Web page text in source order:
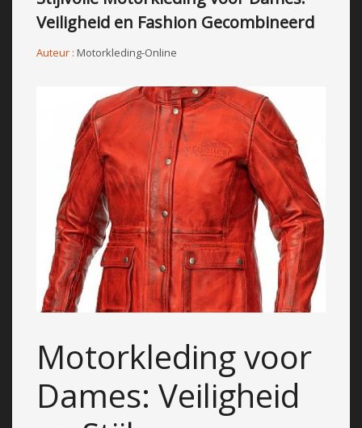
Veiligheid en Fashion Gecombineerd
Auteur : Motorkleding-Online
Motorkleding voor
Dames: Veiligheid